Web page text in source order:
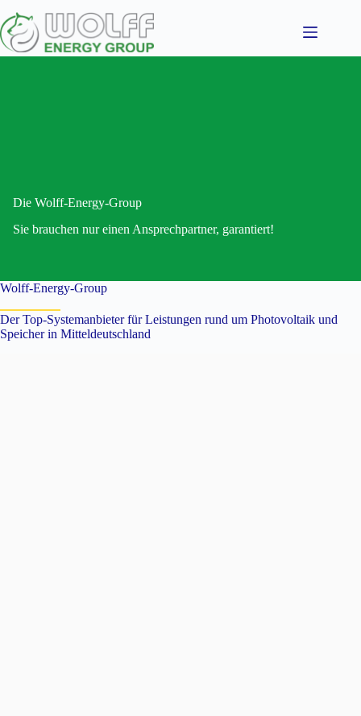
Inhalt
springen
Die Wolff-Energy-Group
Sie brauchen nur einen Ansprechpartner, garantiert!
Wolff-Energy-Group
Der Top-Systemanbieter für Leistungen rund um Photovoltaik und
Speicher in Mitteldeutschland